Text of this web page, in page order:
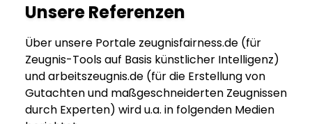
Unsere Referenzen
Über unsere Portale zeugnisfairness.de (für
Zeugnis-Tools auf Basis künstlicher Intelligenz)
und arbeitszeugnis.de (für die Erstellung von
Gutachten und maßgeschneiderten Zeugnissen
durch Experten) wird u.a. in folgenden Medien